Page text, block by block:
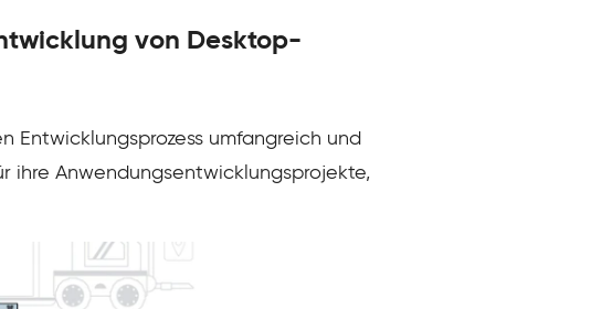
von Desktop-
Entwicklungsprozess umfangreich und
ihre Anwendungsentwicklungsprojekte,